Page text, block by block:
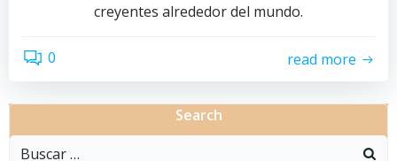
creyentes alrededor del mundo.
0 read more
Search
Buscar: